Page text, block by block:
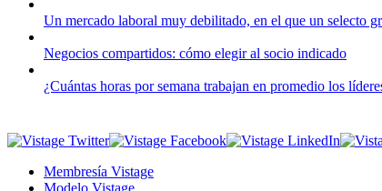
Un mercado laboral muy debilitado, en el que un selecto
Negocios compartidos: cómo elegir al socio indicado
¿Cuántas horas por semana trabajan en promedio los
Membresía Vistage